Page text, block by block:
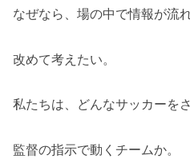
なぜなら、場の中で情報が流
改めて考えたい。
私たちは、どんなサッカーを
監督の指示で動くチームか。